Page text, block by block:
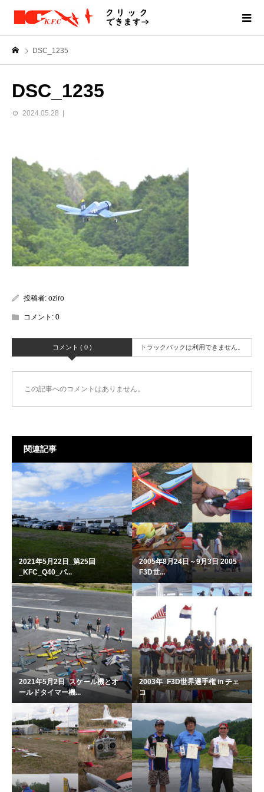
DSC_1235
DSC_1235
2024.05.28
投稿者: oziro
コメント: 0
コメント ( 0 ) トラックバックは利用できません。
この記事へのコメントはありません。
関連記事
2021年5月22日_第25回
_KFC_Q40_パ...
2005年8月24日～9月3日 2005
F3D世...
2021年5月2日_スケール機とオ
ールドタイマー機...
2003年_F3D世界選手権 in チェ
コ